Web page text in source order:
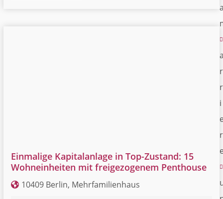
Einmalige Kapitalanlage in Top-Zustand: 15
Wohneinheiten mit freigezogenem Penthouse
10409 Berlin, Mehrfamilienhaus
r
r
i
r